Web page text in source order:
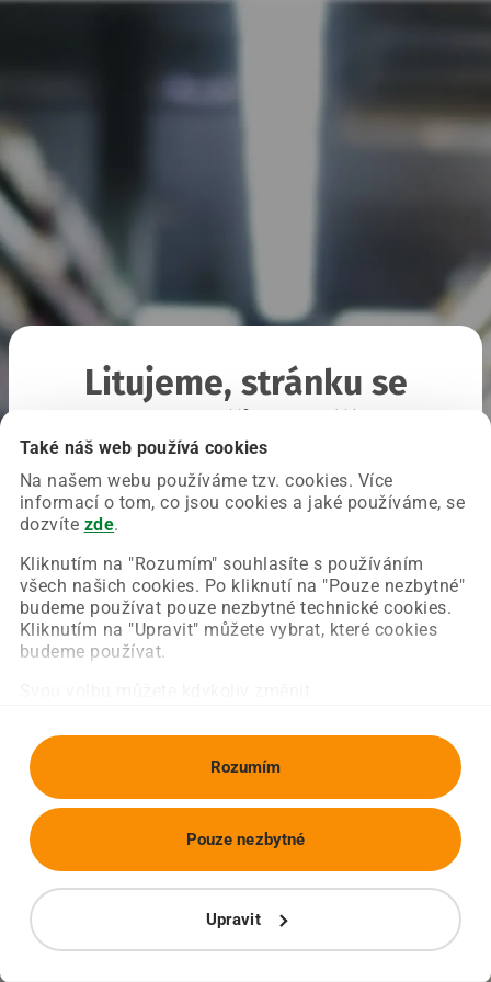
Také náš web používá cookies
Na našem webu používáme tzv. cookies. Více
informací o tom, co jsou cookies a jaké používáme, se
dozvíte zde.
Kliknutím na "Rozumím" souhlasíte s používáním
všech našich cookies. Po kliknutí na "Pouze nezbytné"
budeme používat pouze nezbytné technické cookies.
Kliknutím na "Upravit" můžete vybrat, které cookies
budeme používat.
Rozumím
Upravit
Pouze nezbytné
Litujeme, stránku se
Chyba nastala na naší straně a už ji opravujeme.
Zkuste prosím znovu načíst požadovanou stránku.
Obnovit stránku Úvodní strana